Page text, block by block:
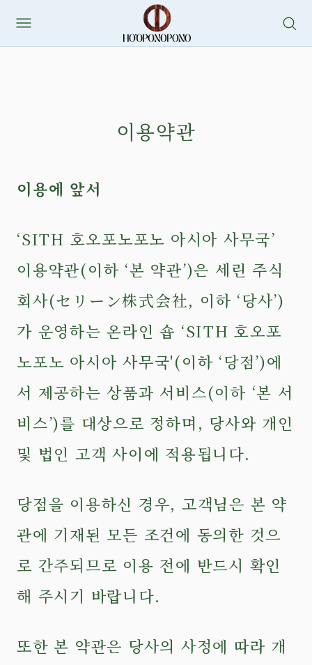
이용약관
이용에 앞서
‘SITH 호오포노포노 아시아 사무국’
이용약관(이하 ‘본 약관’)은 세린 주식
회사(セリーン株式会社, 이하 ‘당사’)
가 운영하는 온라인 숍 ‘SITH 호오포
노포노 아시아 사무국'(이하 ‘당점’)에
서 제공하는 상품과 서비스(이하 ‘본 서
비스’)를 대상으로 정하며, 당사와 개인
및 법인 고객 사이에 적용됩니다.
당점을 이용하신 경우, 고객님은 본 약
관에 기재된 모든 조건에 동의한 것으
로 간주되므로 이용 전에 반드시 확인
해 주시기 바랍니다.
또한 본 약관은 당사의 사정에 따라 개